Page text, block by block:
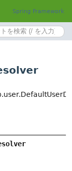
Spring Framework